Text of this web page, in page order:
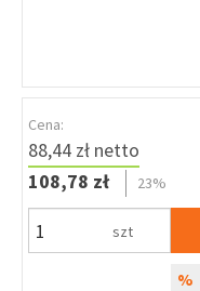
Cena:
88,44 zł netto
108,78 zł
23%
szt
%